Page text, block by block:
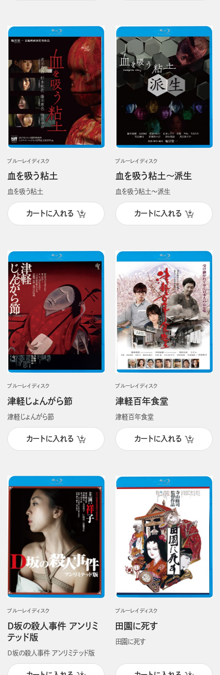
ブルーレイディスク
血を吸う粘土
血を吸う粘土
カートに入れる
ブルーレイディスク
血を吸う粘土～派生
血を吸う粘土～派生
カートに入れる
ブルーレイディスク
津軽じょんがら節
津軽じょんがら節
カートに入れる
ブルーレイディスク
津軽百年食堂
津軽百年食堂
カートに入れる
ブルーレイディスク
D坂の殺人事件 アンリミ
テッド版
D坂の殺人事件 アンリミテッド版
ブルーレイディスク
田園に死す
田園に死す